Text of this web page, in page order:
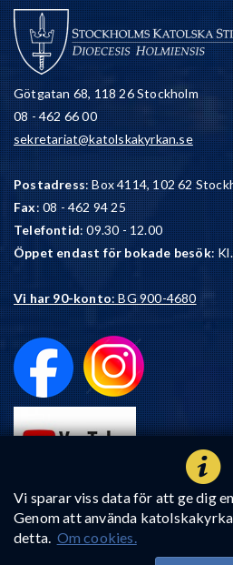
Vi sparar viss data för att ge dig
Genom att använda
detta. Om cookies.
Götgatan 68, 118 26 Stockholm
08 - 462 66 00
sekretariat@katolskakyrkan.se
Postadress: Box 4114, 102 62
Fax: 08 - 462 94 25
Telefontid: 09.30 - 12.00
Öppet endast för bokade besök:
Vi har 90-konto: BG 900-4680